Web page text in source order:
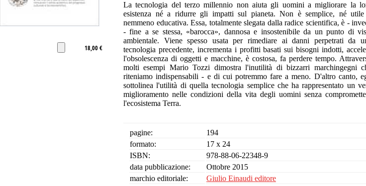
18,00 €
La tecnologia del terzo millennio non aiuta gli uomini a migliorare la
esistenza né a ridurre gli impatti sul pianeta. Non è semplice, né
nemmeno educativa. Essa, totalmente slegata dalla radice scientifica, è -
- fine a se stessa, «barocca», dannosa e insostenibile da un punto di
ambientale. Viene spesso usata per rimediare ai danni perpetrati da
tecnologia precedente, incrementa i profitti basati sui bisogni indotti,
l'obsolescenza di oggetti e macchine, è costosa, fa perdere tempo.
molti esempi Mario Tozzi dimostra l'inutilità di bizzarri marchingegni
riteniamo indispensabili - e di cui potremmo fare a meno. D'altro canto,
sottolinea l'utilità di quella tecnologia semplice che ha rappresentato un
miglioramento nelle condizioni della vita degli uomini senza
l'ecosistema Terra.
pagine:
194
formato:
17 x 24
ISBN:
978-88-06-22348-9
data pubblicazione:
Ottobre 2015
marchio editoriale:
Giulio Einaudi editore